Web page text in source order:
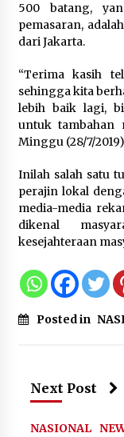
500 batang,
pemasaran,
dari Jakarta.
“Terima kasih
sehingga kita
lebih baik lagi,
untuk tambahan
Minggu (28/7/
Inilah salah satu
perajin lokal
media-media
dikenal
kesejahteraan
Posted in
Next Post
NASIONAL